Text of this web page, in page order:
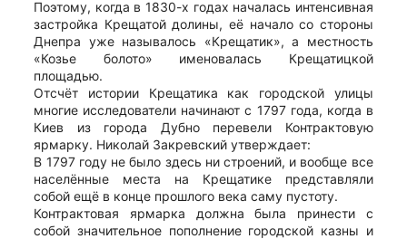
Поэтому, когда в 1830-х годах началась интенсивная
застройка Крещатой долины, её начало со стороны
Днепра уже называлось «Крещатик», а местность
«Козье болото» именовалась Крещатицкой
площадью.
Отсчёт истории Крещатика как городской улицы
многие исследователи начинают с 1797 года, когда в
Киев из города Дубно перевели Контрактовую
ярмарку. Николай Закревский утверждает:
В 1797 году не было здесь ни строений, и вообще все
населённые места на Крещатике представляли
собой ещё в конце прошлого века саму пустоту.
Контрактовая ярмарка должна была принести с
собой значительное пополнение городской казны и